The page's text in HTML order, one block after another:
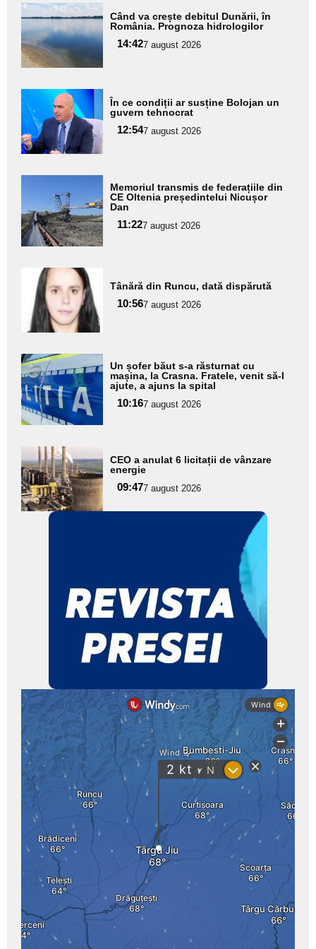
Adaugă
aici textul
pentru
subtitlu
Când va crește debitul Dunării, în
România. Prognoza hidrologilor
14:427 august 2026
Adaugă
aici textul
pentru
subtitlu
În ce condiții ar susține Bolojan un
guvern tehnocrat
12:547 august 2026
aici textul
pentru
subtitlu
Memoriul transmis de federațiile din
CE Oltenia președintelui Nicușor
Dan
11:227 august 2026
Adaugă
aici textul
pentru
subtitlu
Tânără din Runcu, dată dispărută
10:567 august 2026
Adaugă
aici textul
pentru
subtitlu
Un șofer băut s-a răsturnat cu
mașina, la Crasna. Fratele, venit să-l
ajute, a ajuns la spital
10:167 august 2026
Adaugă
aici textul
pentru
subtitlu
CEO a anulat 6 licitații de vânzare
energie
09:477 august 2026